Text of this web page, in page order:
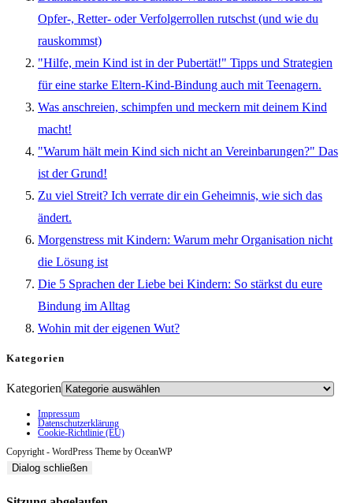
Opfer-, Retter- oder Verfolgerrollen rutschst (und wie du
rauskommst)
"Hilfe, mein Kind ist in der Pubertät!" Tipps und Strategien
für eine starke Eltern-Kind-Bindung auch mit Teenagern.
Was anschreien, schimpfen und meckern mit deinem Kind
macht!
"Warum hält mein Kind sich nicht an Vereinbarungen?" Das
ist der Grund!
Zu viel Streit? Ich verrate dir ein Geheimnis, wie sich das
ändert.
Morgenstress mit Kindern: Warum mehr Organisation nicht
die Lösung ist
Die 5 Sprachen der Liebe bei Kindern: So stärkst du eure
Bindung im Alltag
Wohin mit der eigenen Wut?
Kategorien
Kategorien
Impressum
Datenschutzerklärung
Cookie-Richtlinie (EU)
Copyright - WordPress Theme by OceanWP
Dialog schließen